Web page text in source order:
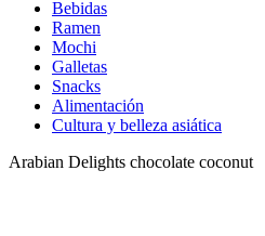
Bebidas
Ramen
Mochi
Galletas
Snacks
Alimentación
Cultura y belleza asiática
Arabian Delights chocolate coconut